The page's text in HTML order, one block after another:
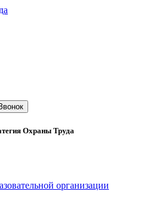
Охраны Труда
организации